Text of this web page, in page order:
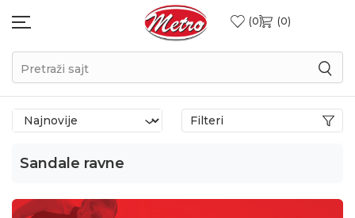
0 0
Pretraži sajt
Sandale ravne
Filteri